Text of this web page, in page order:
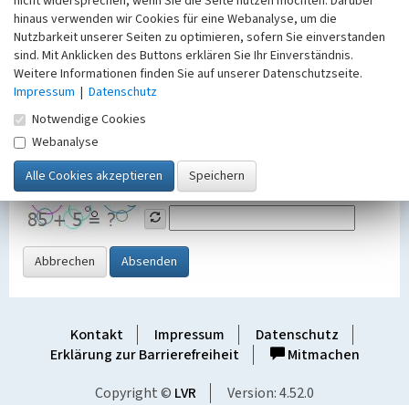
(EU-DSGVO) vertraulich behandelt, beachten Sie bitte unsere
Hinweise zumDatenschutz
Nachricht
SicherheitsabfrageTragen Sie unten das Rechenergebnis aus der
Grafik ein
Abbrechen Absenden
Kontakt Impressum
Datenschutz
Erklärung zur Barrierefreiheit
Mitmachen
Copyright © LVR Version: 4.52.0
hinaus verwenden wir Cookies für eine Webanalyse, um die
Nutzbarkeit unserer Seiten zu optimieren, sofern Sie einverstanden
sind. Mit Anklicken des Buttons erklären Sie Ihr Einverständnis.
Weitere Informationen finden Sie auf unserer Datenschutzseite.
Impressum | Datenschutz
Notwendige Cookies
Webanalyse